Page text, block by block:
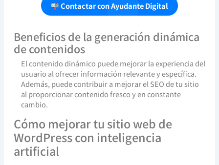
Contactar con Ayudante Digital
Beneficios de la generación dinámica
de contenidos
El contenido dinámico puede mejorar la experiencia del
usuario al ofrecer información relevante y específica.
Además, puede contribuir a mejorar el SEO de tu sitio
al proporcionar contenido fresco y en constante
cambio.
Cómo mejorar tu sitio web de
WordPress con inteligencia
artificial